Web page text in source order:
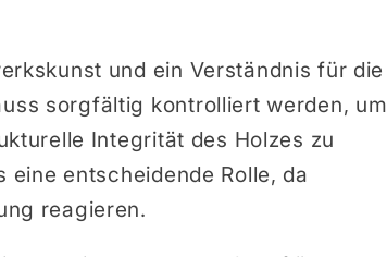
und ein Verständnis für die
sorgfältig kontrolliert werden, um
Integrität des Holzes zu
entscheidende Rolle, da
reagieren.